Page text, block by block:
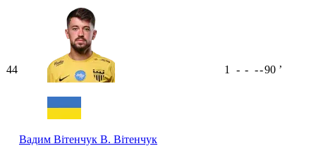
44
Вадим Вітенчук В. Вітенчук
1 - - --90 ʼ